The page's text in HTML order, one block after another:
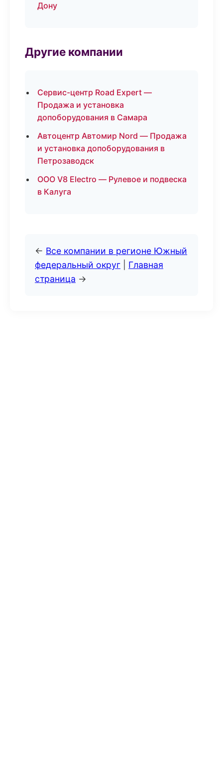
Дону
Другие компании
Сервис-центр Road Expert —
Продажа и установка
допоборудования в Самара
Автоцентр Автомир Nord — Продажа
и установка допоборудования в
Петрозаводск
ООО V8 Electro — Рулевое и подвеска
в Калуга
← Все компании в регионе Южный
федеральный округ
Главная
страница →